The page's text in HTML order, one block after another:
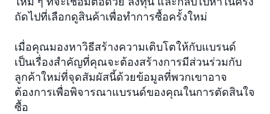
ถัดไปที่เลือกดูสินค้าเพื่อทำการซื้อครั้งใหม่
เมื่อคุณมองหาวิธีสร้างความเติบโตให้กับแบรนด์
เป็นเรื่องสำคัญที่คุณจะต้องสร้างการมีส่วนร่วมกับ
ลูกค้าใหม่ที่จุดสัมผัสนี้ด้วยข้อมูลที่พวกเขาอาจ
ต้องการเพื่อพิจารณาแบรนด์ของคุณในการตัดสินใจ
ซื้อ